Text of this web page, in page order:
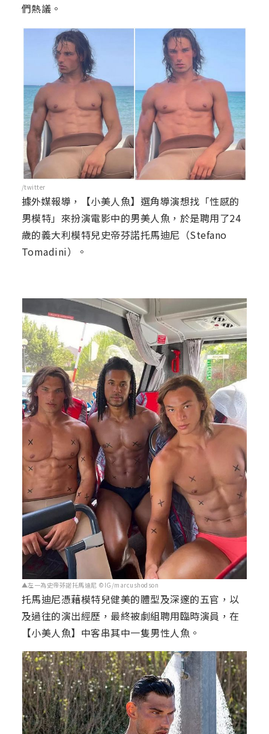
們熱議。
/twitter
據外媒報導，【小美人魚】選角導演想找「性感的
男模特」來扮演電影中的男美人魚，於是聘用了24
歲的義大利模特兒史帝芬諾托馬迪尼（Stefano
Tomadini）。
▲左一為史帝芬諾托馬迪尼 ©IG/marcushodson
托馬迪尼憑藉模特兒健美的體型及深邃的五官，以
及過往的演出經歷，最終被劇組聘用臨時演員，在
【小美人魚】中客串其中一隻男性人魚。